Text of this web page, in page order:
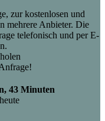
zur kostenlosen und
mehrere Anbieter. Die
telefonisch und per E-
43 Minuten